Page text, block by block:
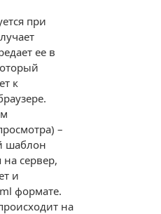
при
ее в
к
–
шаблон
на сервер,
и
формате.
на